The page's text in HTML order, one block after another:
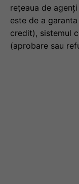
rețeaua de
este de a
credit), sistemul
(aprobare sau